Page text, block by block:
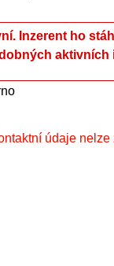
Inzerent ho
aktivních
údaje nelze